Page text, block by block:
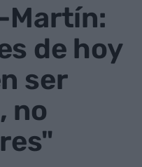
Martín:
de hoy
ser
no